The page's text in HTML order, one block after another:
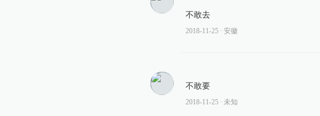
不敢去
2018-11-25 ∙ 安徽
不敢要
2018-11-25 ∙ 未知